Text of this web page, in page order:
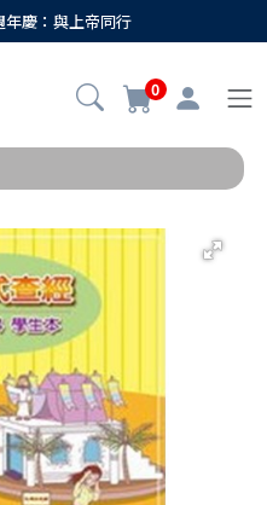
年慶：與上帝同行
0